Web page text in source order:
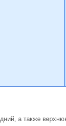
а также